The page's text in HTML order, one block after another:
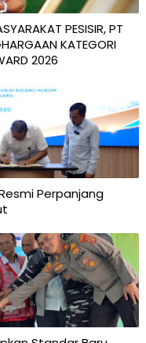
PESISIR, PT
KATEGORI
2026
Perpanjang